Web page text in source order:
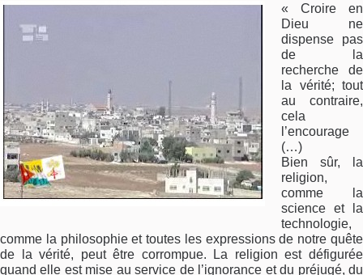
« Croire en
Dieu ne
dispense pas
de la
recherche de
la vérité; tout
au contraire,
cela
l’encourage
(…)
Bien sûr, la
religion,
comme la
science et la
technologie,
comme la philosophie et toutes les expressions de notre quête
de la vérité, peut être corrompue. La religion est défigurée
quand elle est mise au service de l’ignorance et du préjugé, du